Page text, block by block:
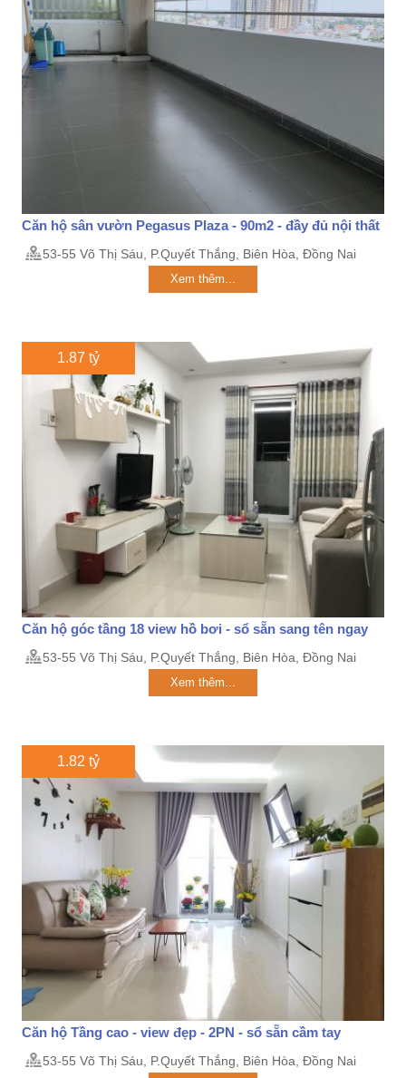
Căn hộ sân vườn Pegasus Plaza - 90m2 - đầy đủ nội thất
53-55 Võ Thị Sáu, P.Quyết Thắng, Biên Hòa, Đồng Nai
Xem thêm...
1.87 tỷ
Căn hộ góc tầng 18 view hồ bơi - sổ sẵn sang tên ngay
53-55 Võ Thị Sáu, P.Quyết Thắng, Biên Hòa, Đồng Nai
Xem thêm...
1.82 tỷ
Căn hộ Tầng cao - view đẹp - 2PN - sổ sẵn cầm tay
53-55 Võ Thị Sáu, P.Quyết Thắng, Biên Hòa, Đồng Nai